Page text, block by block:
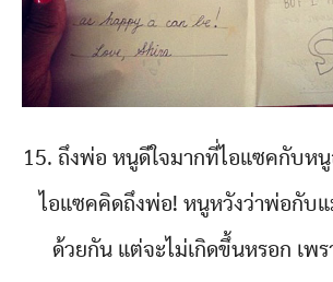
15. ถึงพ่อ หนูดีใจมากที่ไอแซคกับห
ไอแซคคิดถึงพ่อ! หนูหวังว่าพ่อกับ
ด้วยกัน แต่จะไม่เกิดขึ้นหรอก เพ